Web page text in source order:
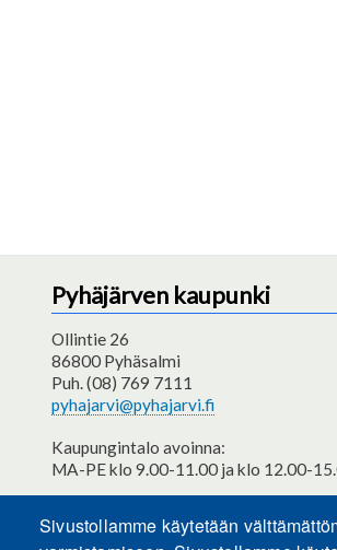
Pyhäjärven kaupunki
Ollintie 26
86800 Pyhäsalmi
Puh. (08) 769 7111
pyhajarvi@pyhajarvi.fi
Kaupungintalo avoinna:
MA-PE klo 9.00-11.00 ja klo 12.00-
Sivustollamme käytetään